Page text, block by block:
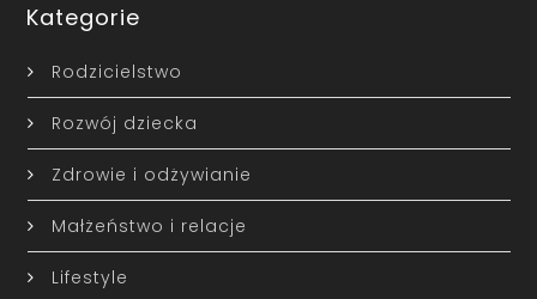
Kategorie
Rodzicielstwo
Rozwój dziecka
Zdrowie i odżywianie
Małżeństwo i relacje
Lifestyle